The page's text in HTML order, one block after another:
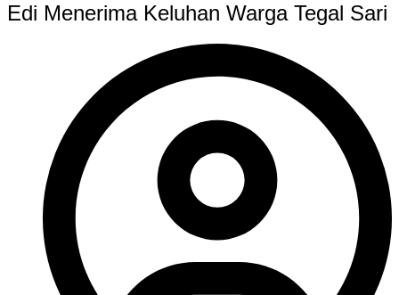
Edi Menerima Keluhan Warga Tegal Sari